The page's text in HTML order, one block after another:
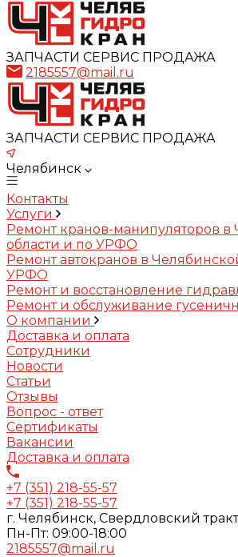
ЗАПЧАСТИ СЕРВИС ПРОДАЖА
2185557@mail.ru
ЗАПЧАСТИ СЕРВИС ПРОДАЖА
Челябинск
Контакты
Услуги
Ремонт кранов-манипуляторов в
области и по УРФО
Ремонт автокранов в
УРФО
Ремонт и восстановление
Ремонт и обслуживание
О компании
Доставка и оплата
Сотрудники
Новости
Статьи
Отзывы
Вопрос - ответ
Сертификаты
Вакансии
Доставка и оплата
+7 (351) 218-55-57
+7 (351) 218-55-57
г. Челябинск, Свердловский
Пн-Пт: 09:00-18:00
2185557@mail.ru